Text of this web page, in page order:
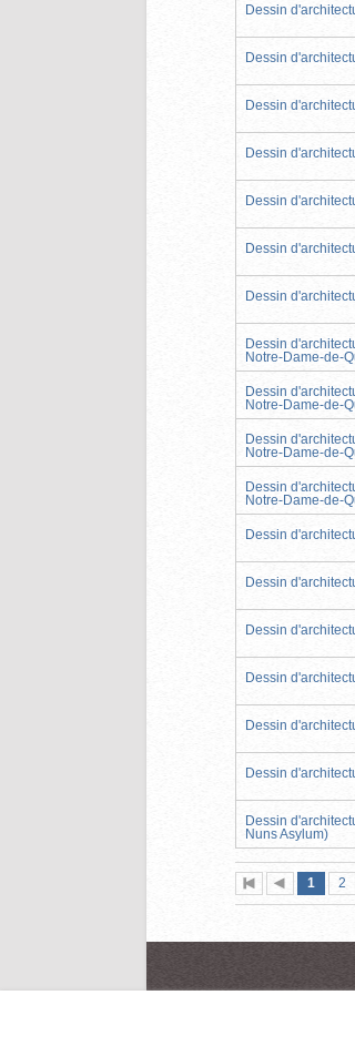
Dessin
Dessin
Dessin
Dessin
Dessin
Dessin
Dessin
Dessin
Notre-Dame-de-
Dessin
Notre-Dame-de-
Dessin
Notre-Dame-de-
Dessin
Notre-Dame-de-
Dessin
Dessin
Dessin
Dessin
Dessin
Dessin
Dessin
Nuns Asylum)
pageprécédente
Page
1 (page
2